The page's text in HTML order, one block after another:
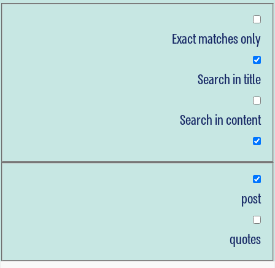
Exact matches only
Search in title
Search in content
post
quotes